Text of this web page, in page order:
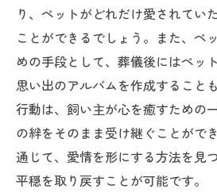
り、ペットがどれだけ愛されてい
ことができるでしょう。また、ペ
めの手段として、葬儀後にはペッ
思い出のアルバムを作成すること
行動は、飼い主が心を癒すための
の絆をそのまま受け継ぐことがで
通じて、愛情を形にする方法を見
平穏を取り戻すことが可能です。